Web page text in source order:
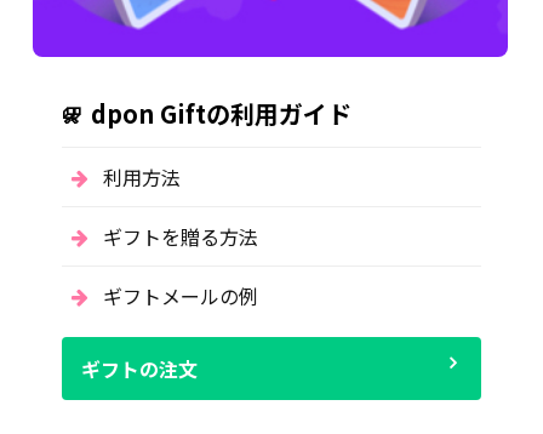
dpon Giftの利用ガイド
利用方法
ギフトを贈る方法
ギフトメールの例
ギフトの注文